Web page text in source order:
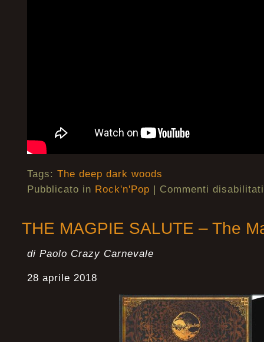
Tags: The deep dark woods
Pubblicato in Rock'n'Pop | Commenti disabilitati
THE MAGPIE SALUTE – The
di Paolo Crazy Carnevale
28 aprile 2018